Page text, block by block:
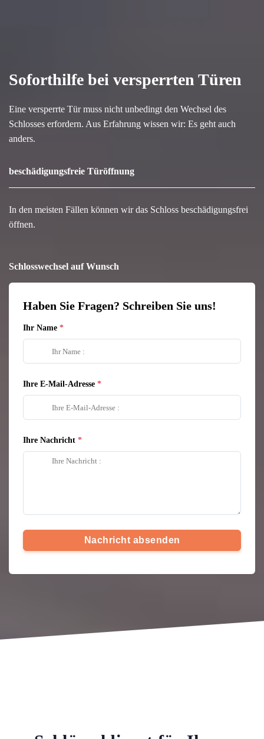
Soforthilfe bei versperrten Türen
Eine versperrte Tür muss nicht unbedingt den Wechsel des
Schlosses erfordern. Aus Erfahrung wissen wir: Es geht auch
anders.
beschädigungsfreie Türöffnung
In den meisten Fällen können wir das Schloss beschädigungsfrei
öffnen.
Schlosswechsel auf Wunsch
Haben Sie Fragen? Schreiben Sie uns!
Ihr Name
Ihre E-Mail-Adresse
Ihre Nachricht
Nachricht absenden